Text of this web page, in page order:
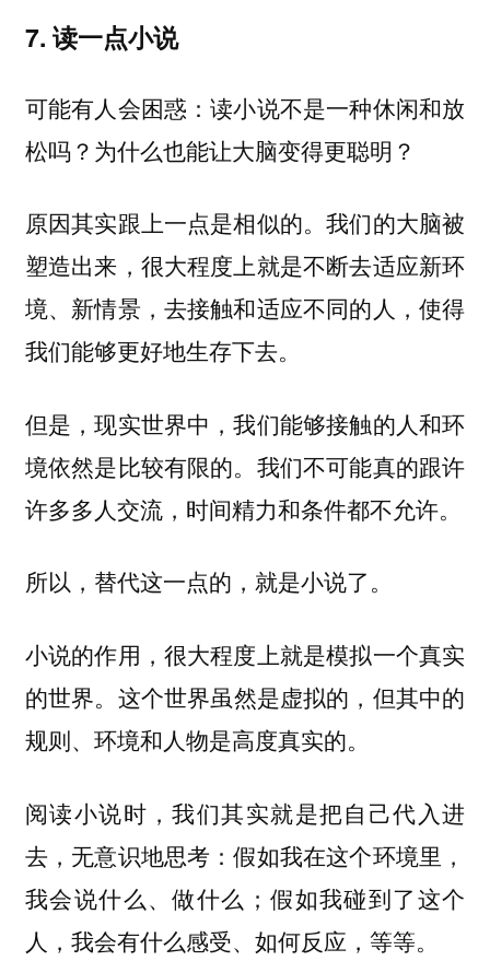
7. 读一点小说
可能有人会困惑：读小说不是一种休闲和放
松吗？为什么也能让大脑变得更聪明？
原因其实跟上一点是相似的。我们的大脑被
塑造出来，很大程度上就是不断去适应新环
境、新情景，去接触和适应不同的人，使得
我们能够更好地生存下去。
但是，现实世界中，我们能够接触的人和环
境依然是比较有限的。我们不可能真的跟许
许多多人交流，时间精力和条件都不允许。
所以，替代这一点的，就是小说了。
小说的作用，很大程度上就是模拟一个真实
的世界。 这个世界虽然是虚拟的，但其中的
规则、环境和人物是高度真实的。
阅读小说时，我们其实就是把自己代入进
去，无意识地思考：假如我在这个环境里，
我会说什么、做什么；假如我碰到了这个
人，我会有什么感受、如何反应，等等。